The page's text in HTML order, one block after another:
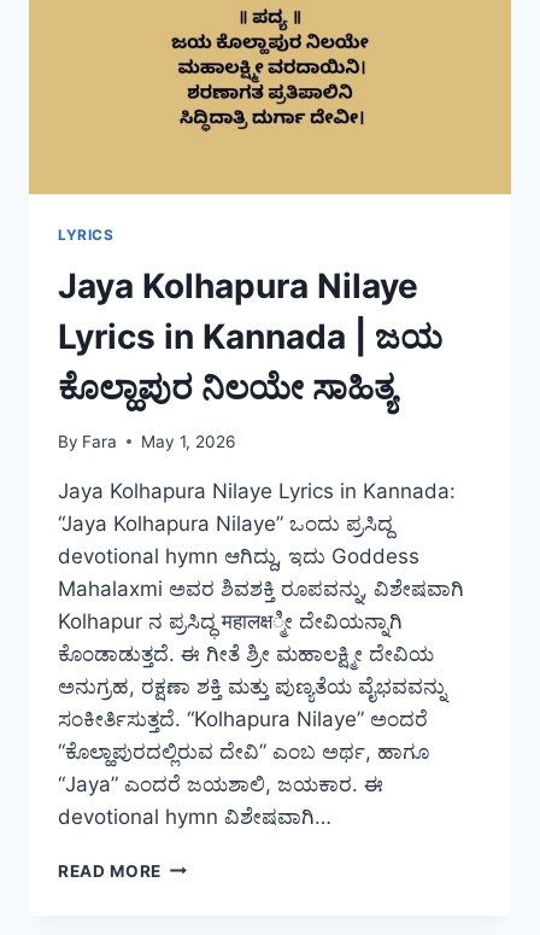
LYRICS
Jaya Kolhapura Nilaye
Lyrics in Kannada | ಜಯ
ಕೊಲ್ಹಾಪುರ ನಿಲಯೇ ಸಾಹಿತ್ಯ
By Fara May 1, 2026
Jaya Kolhapura Nilaye Lyrics in Kannada:
“Jaya Kolhapura Nilaye” ಒಂದು ಪ್ರಸಿದ್ದ
devotional hymn ಆಗಿದ್ದು, ಇದು Goddess
Mahalaxmi ಅವರ ಶಿವಶಕ್ತಿ ರೂಪವನ್ನು, ವಿಶೇಷವಾಗಿ
Kolhapur ನ ಪ್ರಸಿದ್ಧ महालक्ष್ಮೀ ದೇವಿಯನ್ನಾಗಿ
ಕೊಂಡಾಡುತ್ತದೆ. ಈ ಗೀತೆ ಶ್ರೀ ಮಹಾಲಕ್ಷ್ಮೀ ದೇವಿಯ
ಅನುಗ್ರಹ, ರಕ್ಷಣಾ ಶಕ್ತಿ ಮತ್ತು ಪುಣ್ಯತೆಯ ವೈಭವವನ್ನು
ಸಂಕೀರ್ತಿಸುತ್ತದೆ. “Kolhapura Nilaye” ಅಂದರೆ
“ಕೊಲ್ಹಾಪುರದಲ್ಲಿರುವ ದೇವಿ” ಎಂಬ ಅರ್ಥ, ಹಾಗೂ
“Jaya” ಎಂದರೆ ಜಯಶಾಲಿ, ಜಯಕಾರ. ಈ
devotional hymn ವಿಶೇಷವಾಗಿ…
READ MORE JAYA